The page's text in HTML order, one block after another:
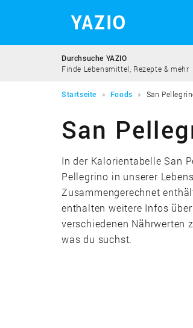
Durchsuche YAZIO
Finde Lebensmittel, Rezepte & mehr
Startseite Foods San
San
In der Kalorientabelle San
Pellegrino in unserer
Zusammengerechnet
enthalten weitere Infos
verschiedenen Nährwerten
was du suchst.